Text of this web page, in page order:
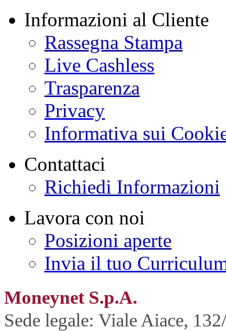
Informazioni al Cliente
Rassegna Stampa
Live Cashless
Trasparenza
Privacy
Informativa sui
Contattaci
Richiedi Informazioni
Lavora con noi
Posizioni aperte
Invia il tuo
Moneynet S.p.A.
Sede legale: Viale Aiace,